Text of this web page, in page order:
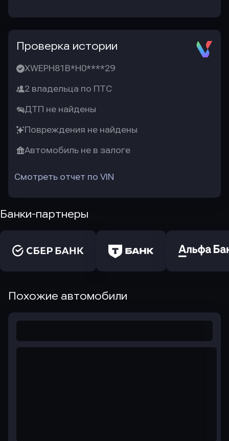
Проверка истории
XWEPH81B*H0****29
2 владельца по ПТС
ДТП не найдены
Повреждения не найдены
Автомобиль не в залоге
Смотреть отчет по VIN
Банки-партнеры
Похожие автомобили